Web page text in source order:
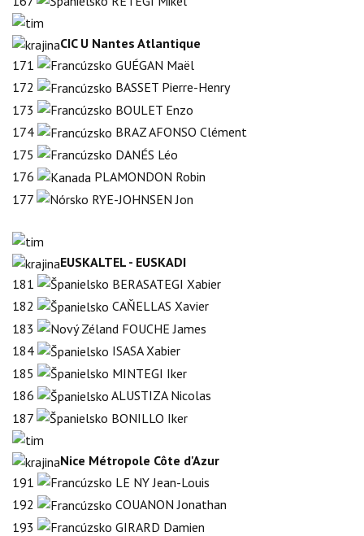
CIC U Nantes Atlantique
171
GUÉGAN Maël
172
BASSET Pierre-Henry
173
BOULET Enzo
174
BRAZ AFONSO Clément
175
DANÉS Léo
176
PLAMONDON Robin
177
RYE-JOHNSEN Jon
EUSKALTEL - EUSKADI
181
BERASATEGI Xabier
182
CAŇELLAS Xavier
183
FOUCHE James
184
ISASA Xabier
185
MINTEGI Iker
186
ALUSTIZA Nicolas
187
BONILLO Iker
Nice Métropole Côte d'Azur
191
LE NY Jean-Louis
192
COUANON Jonathan
193
GIRARD Damien